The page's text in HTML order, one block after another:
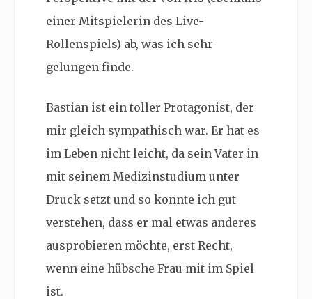
einer Mitspielerin des Live-
Rollenspiels) ab, was ich sehr
gelungen finde.
Bastian ist ein toller Protagonist, der
mir gleich sympathisch war. Er hat es
im Leben nicht leicht, da sein Vater in
mit seinem Medizinstudium unter
Druck setzt und so konnte ich gut
verstehen, dass er mal etwas anderes
ausprobieren möchte, erst Recht,
wenn eine hübsche Frau mit im Spiel
ist.